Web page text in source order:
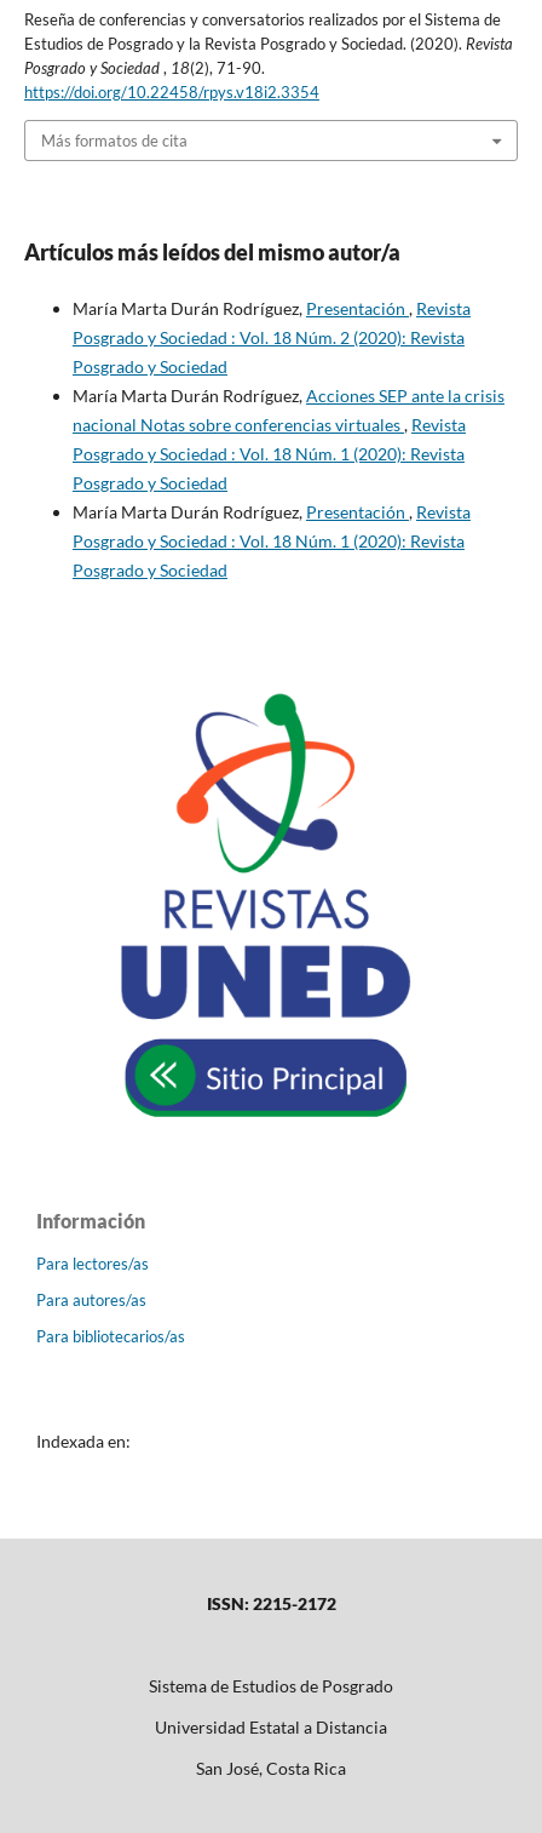
Reseña de conferencias y conversatorios realizados por el Sistema de
Estudios de Posgrado y la Revista Posgrado y Sociedad. (2020). Revista
Posgrado y Sociedad, 18(2), 71-90.
https://doi.org/10.22458/rpys.v18i2.3354
Más formatos de cita
Artículos más leídos del mismo autor/a
María Marta Durán Rodríguez, Presentación , Revista
Posgrado y Sociedad : Vol. 18 Núm. 2 (2020): Revista
Posgrado y Sociedad
María Marta Durán Rodríguez,Acciones SEP ante la crisis
nacional Notas sobre conferencias virtuales, Revista
Posgrado y Sociedad : Vol. 18 Núm. 1 (2020): Revista
Posgrado y Sociedad
María Marta Durán Rodríguez, Presentación , Revista
Posgrado y Sociedad : Vol. 18 Núm. 1 (2020): Revista
Posgrado y Sociedad
Información
Para lectores/as
Para autores/as
Para bibliotecarios/as
Indexada en:
ISSN: 2215-2172
Sistema de Estudios de Posgrado
Universidad Estatal a Distancia
San José, Costa Rica